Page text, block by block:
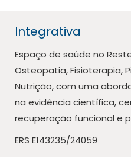
Integrativa
Espaço de saúde no
Osteopatia, Fisioterapia,
Nutrição, com uma
na evidência científica,
recuperação funcional e
ERS E143235/24059